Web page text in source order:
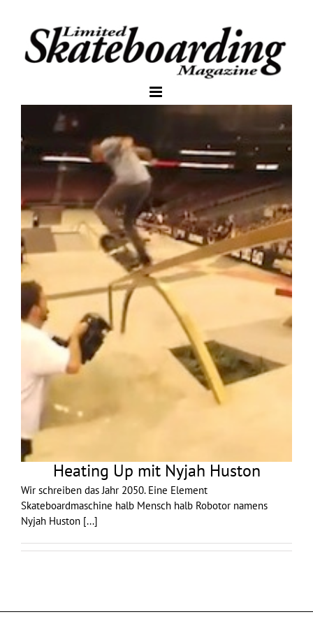
Heating Up mit Nyjah Huston
Wir schreiben das Jahr 2050. Eine Element
Skateboardmaschine halb Mensch halb Robotor namens
Nyjah Huston [...]